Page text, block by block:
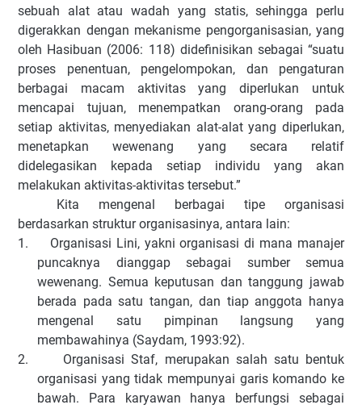
sebuah alat atau wadah yang statis, sehingga perlu
digerakkan dengan mekanisme pengorganisasian, yang
oleh Hasibuan (2006: 118) didefinisikan sebagai “suatu
proses penentuan, pengelompokan, dan pengaturan
berbagai macam aktivitas yang diperlukan untuk
mencapai tujuan, menempatkan orang-orang pada
setiap aktivitas, menyediakan alat-alat yang diperlukan,
menetapkan wewenang yang secara relatif
didelegasikan kepada setiap individu yang akan
melakukan aktivitas-aktivitas tersebut.”
Kita mengenal berbagai tipe organisasi
berdasarkan struktur organisasinya, antara lain:
1.
Organisasi Lini, yakni organisasi di mana manajer
puncaknya dianggap sebagai sumber semua
wewenang. Semua keputusan dan tanggung jawab
berada pada satu tangan, dan tiap anggota hanya
mengenal satu pimpinan langsung yang
membawahinya (Saydam, 1993:92).
2.
Organisasi Staf, merupakan salah satu bentuk
organisasi yang tidak mempunyai garis komando ke
bawah. Para karyawan hanya berfungsi sebagai